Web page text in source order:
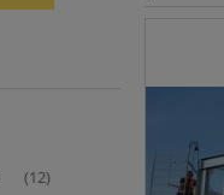
(12)